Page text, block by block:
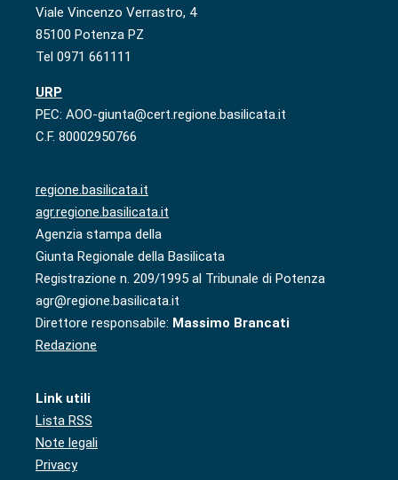
Viale Vincenzo Verrastro, 4
85100 Potenza PZ
Tel 0971 661111
URP
PEC: AOO-giunta@cert.regione.basilicata.it
C.F. 80002950766
regione.basilicata.it
agr.regione.basilicata.it
Agenzia stampa della
Giunta Regionale della Basilicata
Registrazione n. 209/1995 al Tribunale di Potenza
agr@regione.basilicata.it
Direttore responsabile: Massimo Brancati
Redazione
Link utili
Lista RSS
Note legali
Privacy